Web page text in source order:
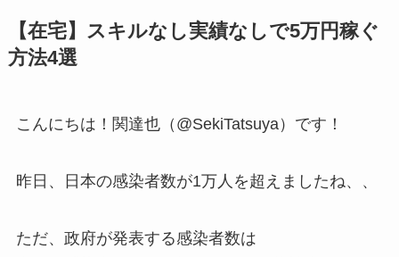
【在宅】スキルなし実績なしで5万円稼ぐ
方法4選
こんにちは！関達也（@SekiTatsuya）です！
昨日、日本の感染者数が1万人を超えましたね、、
ただ、政府が発表する感染者数は